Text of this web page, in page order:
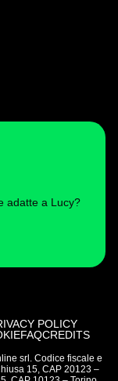
adatte a Lucy?
POLICY
FAQCREDITS
srl. Codice fiscale e
15, CAP 20123 –